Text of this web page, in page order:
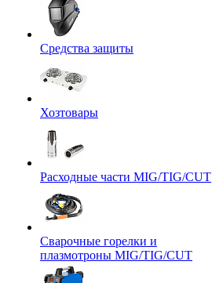
Средства защиты
Хозтовары
Расходные части MIG/TIG/CUT
Сварочные горелки и
плазмотроны MIG/TIG/CUT